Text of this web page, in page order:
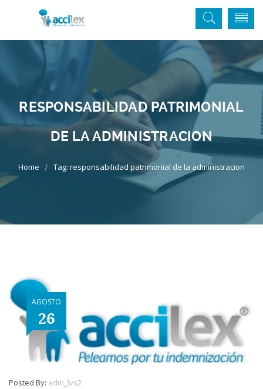
RESPONSABILIDAD PATRIMONIAL
DE LA ADMINISTRACION
Tag: responsabilidad patrimonial de la administracion
AGOSTO
26
Posted By: adm_lvs2